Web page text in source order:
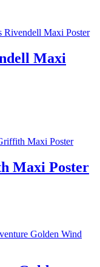
Maxi
Maxi Poster